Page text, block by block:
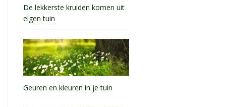
De lekkerste kruiden komen uit
eigen tuin
Geuren en kleuren in je tuin